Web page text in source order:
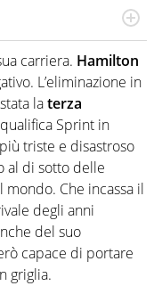
si accendono i motori,
e volentieri finisce
carriera. Hamilton
L’eliminazione in
laterza
Sprint in
triste e disastroso
al di sotto delle
Che incassa il
degli anni
del suo
capace di portare
griglia.